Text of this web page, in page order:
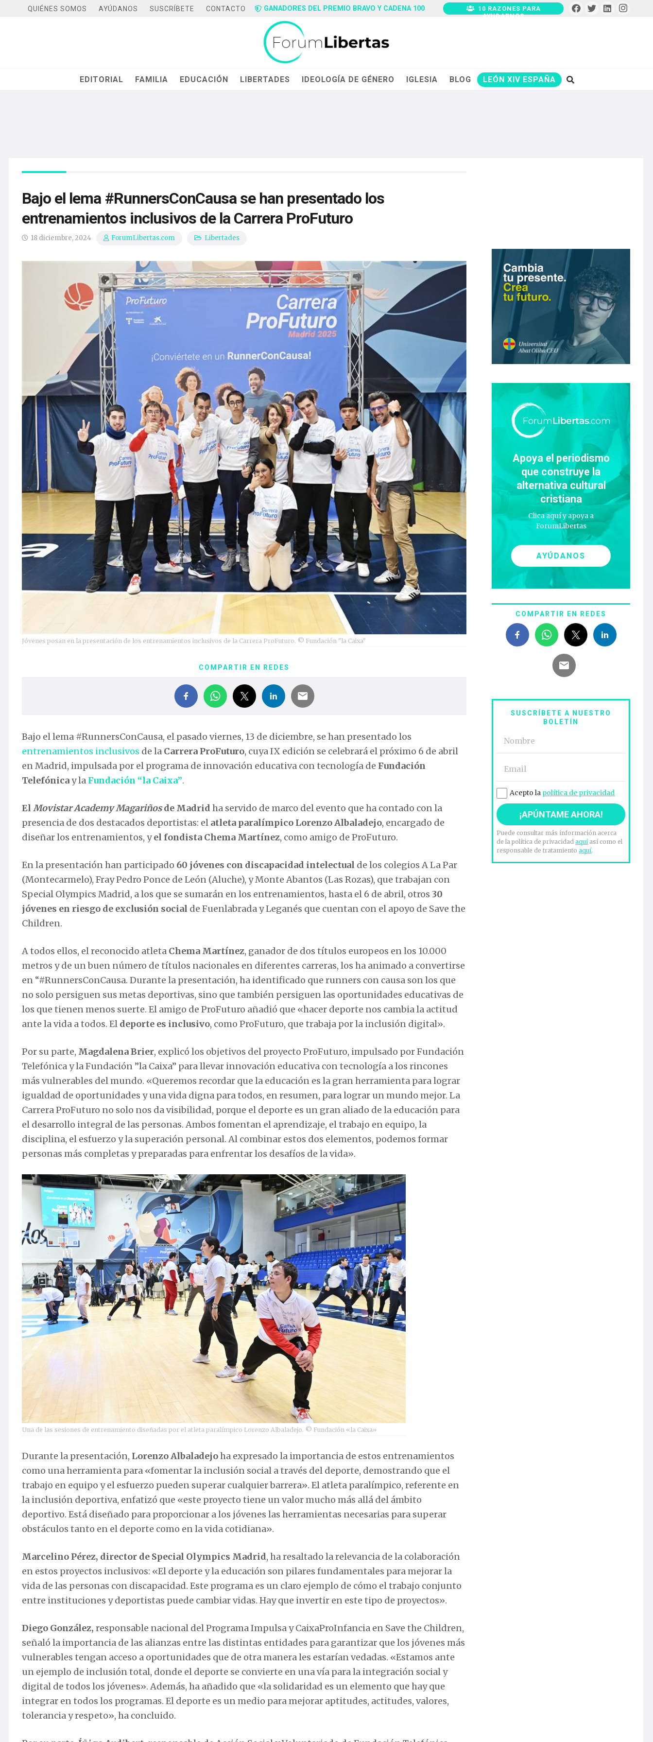
QUIÉNES SOMOS AYÚDANOS SUSCRÍBETE CONTACTO GANADORES DEL PREMIO BRAVO Y CADENA 100
10 RAZONES PARA
AYUDARNOS
EDITORIAL FAMILIA EDUCACIÓN LIBERTADES IDEOLOGÍA DE GÉNERO IGLESIA BLOG LEÓN XIV ESPAÑA
Bajo el lema #RunnersConCausa se han presentado los
entrenamientos inclusivos de la Carrera ProFuturo
18 diciembre, 2024 ForumLibertas.com Libertades
Jóvenes posan en la presentación de los entrenamientos inclusivos de la Carrera ProFuturo. © Fundación "la Caixa"
COMPARTIR EN REDES
Bajo el lema #RunnersConCausa, el pasado viernes, 13 de diciembre, se han presentado los
entrenamientos inclusivos de la Carrera ProFuturo, cuya IX edición se celebrará el próximo 6 de abril
en Madrid, impulsada por el programa de innovación educativa con tecnología de Fundación
Telefónicay la Fundación “la Caixa”.
El Movistar Academy Magariñosde Madrid ha servido de marco del evento que ha contado con la
presencia de dos destacados deportistas: el atleta paralímpico Lorenzo Albaladejo, encargado de
diseñar los entrenamientos, yel fondista Chema Martínez, como amigo de ProFuturo.
En la presentación han participado 60 jóvenes con discapacidad intelectual de los colegios A La Par
(Montecarmelo), Fray Pedro Ponce de León (Aluche), y Monte Abantos (Las Rozas), que trabajan con
Special Olympics Madrid, a los que se sumarán en los entrenamientos, hasta el 6 de abril, otros 30
jóvenes en riesgo de exclusión social de Fuenlabrada y Leganés que cuentan con el apoyo de Save the
Children.
A todos ellos, el reconocido atleta Chema Martínez, ganador de dos títulos europeos en los 10.000
metros y de un buen número de títulos nacionales en diferentes carreras, los ha animado a convertirse
en “#RunnersConCausa. Durante la presentación, ha identificado que runners con causa son los que
no solo persiguen sus metas deportivas, sino que también persiguen las oportunidades educativas de
los que tienen menos suerte. El amigo de ProFuturo añadió que «hacer deporte nos cambia la actitud
ante la vida a todos. El deporte es inclusivo, como ProFuturo, que trabaja por la inclusión digital».
Por su parte, Magdalena Brier, explicó los objetivos del proyecto ProFuturo, impulsado por Fundación
Telefónica y la Fundación ”la Caixa” para llevar innovación educativa con tecnología a los rincones
más vulnerables del mundo. «Queremos recordar que la educación es la gran herramienta para lograr
igualdad de oportunidades y una vida digna para todos, en resumen, para lograr un mundo mejor. La
Carrera ProFuturo no solo nos da visibilidad, porque el deporte es un gran aliado de la educación para
el desarrollo integral de las personas. Ambos fomentan el aprendizaje, el trabajo en equipo, la
disciplina, el esfuerzo y la superación personal. Al combinar estos dos elementos, podemos formar
personas más completas y preparadas para enfrentar los desafíos de la vida».
Una de las sesiones de entrenamiento diseñadas por el atleta paralímpico Lorenzo Albaladejo. © Fundación «la Caixa»
Durante la presentación, Lorenzo Albaladejoha expresado la importancia de estos entrenamientos
como una herramienta para «fomentar la inclusión social a través del deporte, demostrando que el
trabajo en equipo y el esfuerzo pueden superar cualquier barrera». El atleta paralímpico, referente en
la inclusión deportiva, enfatizó que «este proyecto tiene un valor mucho más allá del ámbito
deportivo. Está diseñado para proporcionar a los jóvenes las herramientas necesarias para superar
obstáculos tanto en el deporte como en la vida cotidiana».
Marcelino Pérez, director de Special Olympics Madrid, ha resaltado la relevancia de la colaboración
en estos proyectos inclusivos: «El deporte y la educación son pilares fundamentales para mejorar la
vida de las personas con discapacidad. Este programa es un claro ejemplo de cómo el trabajo conjunto
entre instituciones y deportistas puede cambiar vidas. Hay que invertir en este tipo de proyectos».
Diego González, responsable nacional del Programa Impulsa y CaixaProInfancia en Save the Children,
señaló la importancia de las alianzas entre las distintas entidades para garantizar que los jóvenes más
vulnerables tengan acceso a oportunidades que de otra manera les estarían vedadas. «Estamos ante
un ejemplo de inclusión total, donde el deporte se convierte en una vía para la integración social y
digital de todos los jóvenes». Además, ha añadido que «la solidaridad es un elemento que hay que
integrar en todos los programas. El deporte es un medio para mejorar aptitudes, actitudes, valores,
tolerancia y respeto», ha concluido.
Apoya el periodismo
que construye la
alternativa cultural
cristiana
Clica aquí y apoya a
ForumLibertas
AYÚDANOS
COMPARTIR EN REDES
SUSCRÍBETE A NUESTRO
BOLETÍN
Acepto la política de privacidad
Puede consultar más información acerca
de la política de privacidadaquíasí como el
responsable de tratamientoaquí.